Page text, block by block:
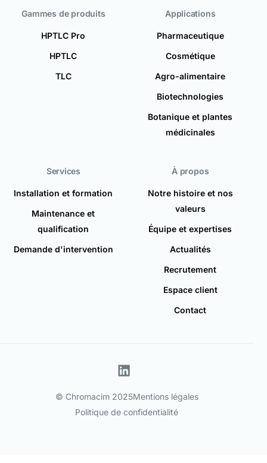
Gammes de produits
HPTLC Pro
HPTLC
TLC
Applications
Pharmaceutique
Cosmétique
Agro-alimentaire
Biotechnologies
Botanique et plantes
médicinales
Services
Installation et formation
Maintenance et
qualification
Demande d'intervention
À propos
Notre histoire et nos
valeurs
Équipe et expertises
Actualités
Recrutement
Espace client
Contact
© Chromacim 2025Mentions légales
Politique de confidentialité